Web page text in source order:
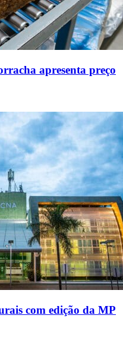
apresenta preço
com edição da MP